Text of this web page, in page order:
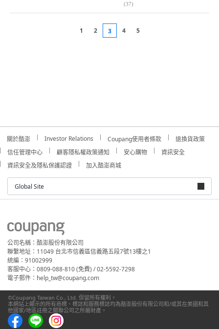
(37)
1 2 3 4 5
關於酷澎 Investor Relations Coupang使用者條款
退換貨政策
信任管理中心
顧客隱私權政策通知 安心購物
資訊安全
資訊安全及隱私保護認證
加入酷澎商城
Global Site
公司名稱：酷澎股份有限公司
聯繫地址：11049 台北市信義區信義路五段7號13樓之1
統編：91002999
客服中心：0809-088-810 (免費) / 02-5592-7298
電子郵件：help_tw@coupang.com
©Coupang Taiwan Co., Ltd. 保留所有權利。
本網站上顯示的所有商標、標誌和服務標誌均為酷澎股份有限公司和/或其在美國和其
他國家/地區註冊之關聯公司之所屬財產。